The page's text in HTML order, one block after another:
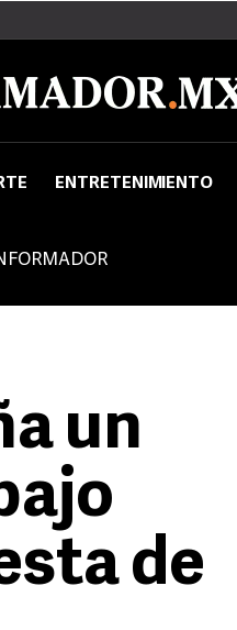
ENTRETENIMIENTO
un
de